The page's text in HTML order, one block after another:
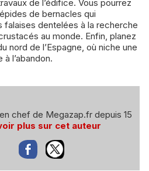
de l’édifice. Vous pourrez
de bernacles qui
dentelées à la recherche
au monde. Enfin, planez
nord de l’Espagne, où niche une
l’abandon.
chef de Megazap.fr depuis 15
plus sur cet auteur